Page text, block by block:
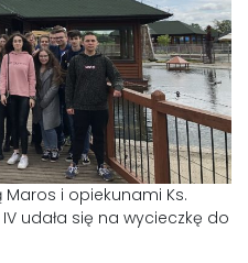
i opiekunami Ks.
udała się na wycieczkę do